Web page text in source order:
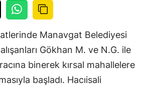
Manavgat Belediyesi
Gökhan M. ve N.G. ile
binerek kırsal mahallelere
başladı. Hacıisali